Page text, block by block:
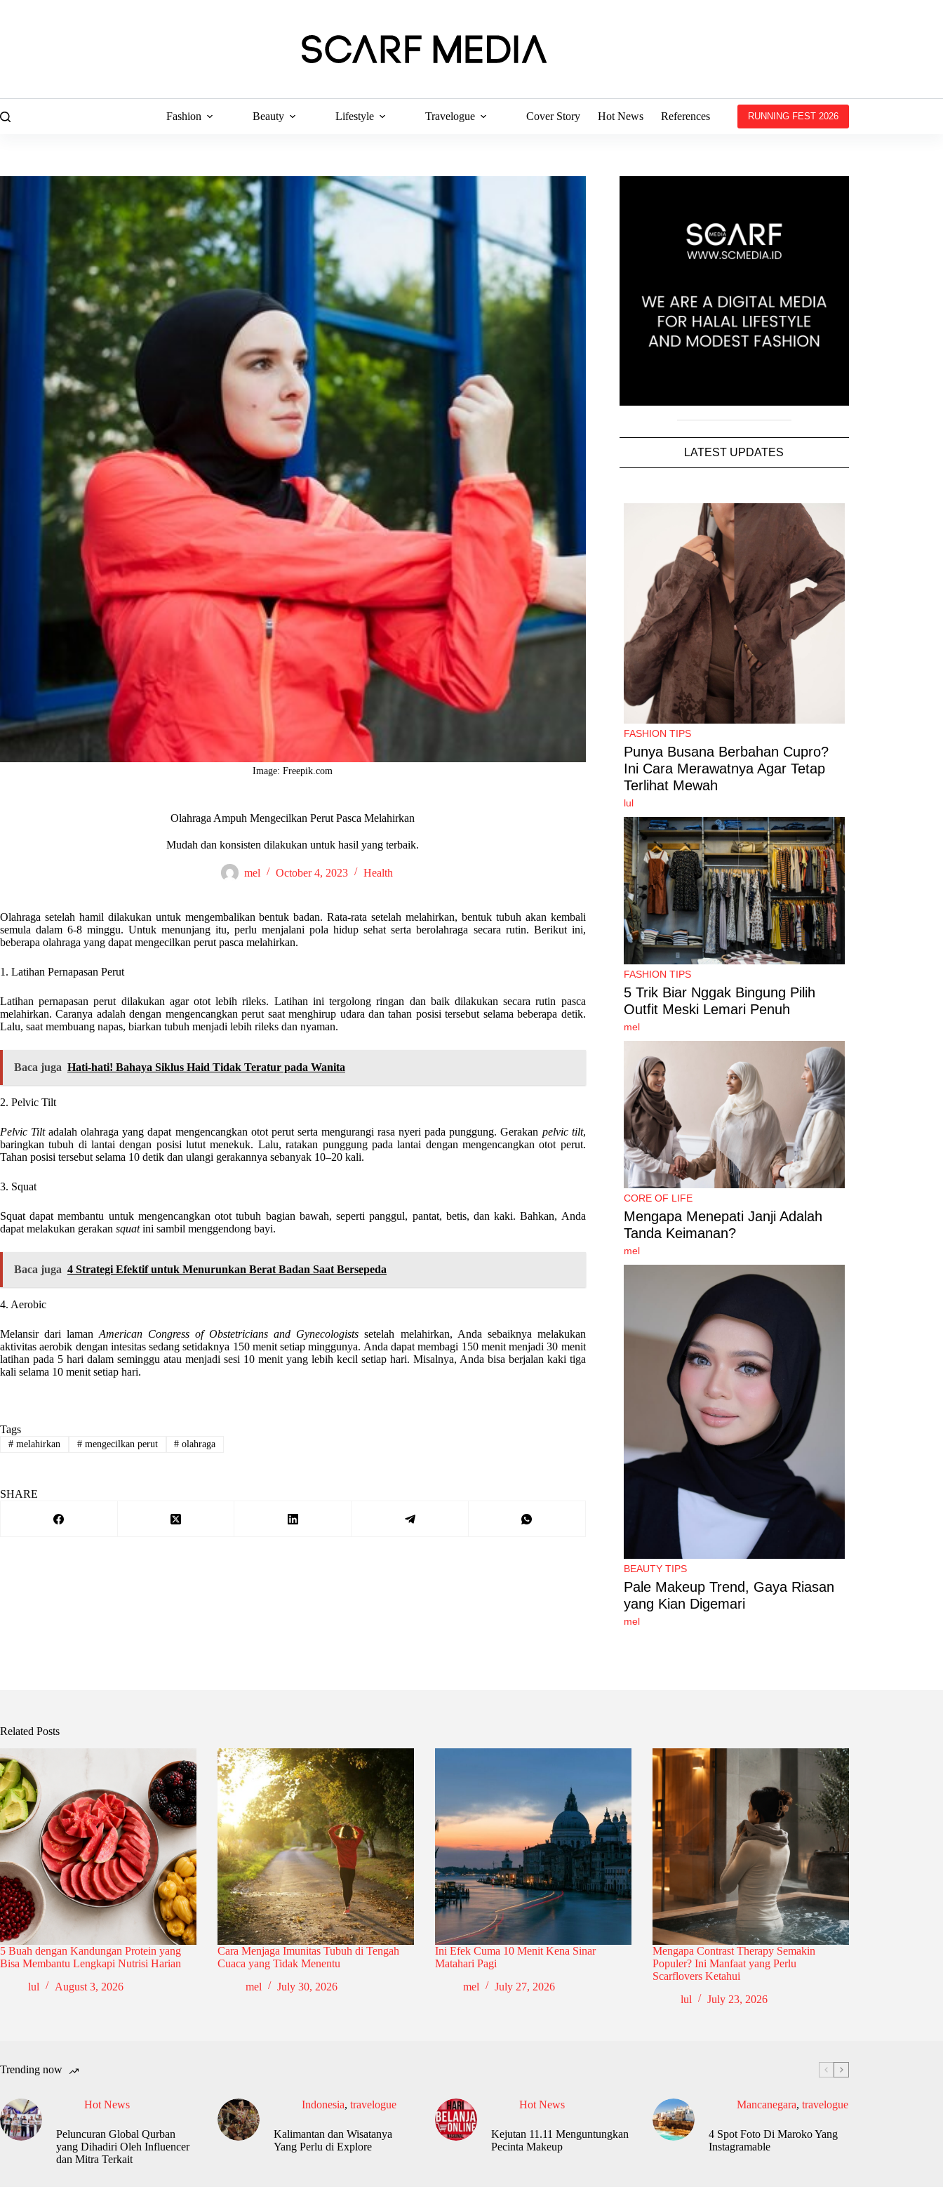
Fashion Beauty Lifestyle Travelogue Cover Story Hot News References RUNNING FEST 2026
Image: Freepik.com
Olahraga Ampuh Mengecilkan Perut Pasca Melahirkan
Mudah dan konsisten dilakukan untuk hasil yang terbaik.
mel October 4, 2023 Health
Olahraga setelah hamil dilakukan untuk mengembalikan bentuk badan. Rata-rata setelah melahirkan, bentuk tubuh akan kembali
semula dalam 6-8 minggu. Untuk menunjang itu, perlu menjalani pola hidup sehat serta berolahraga secara rutin. Berikut ini,
beberapa olahraga yang dapat mengecilkan perut pasca melahirkan.
1. Latihan Pernapasan Perut
Latihan pernapasan perut dilakukan agar otot lebih rileks. Latihan ini tergolong ringan dan baik dilakukan secara rutin pasca
melahirkan. Caranya adalah dengan mengencangkan perut saat menghirup udara dan tahan posisi tersebut selama beberapa detik.
Lalu, saat membuang napas, biarkan tubuh menjadi lebih rileks dan nyaman.
Baca juga Hati-hati! Bahaya Siklus Haid Tidak Teratur pada Wanita
2. Pelvic Tilt
Pelvic Tiltadalah olahraga yang dapat mengencangkan otot perut serta mengurangi rasa nyeri pada punggung. Gerakan pelvic tilt,
baringkan tubuh di lantai dengan posisi lutut menekuk. Lalu, ratakan punggung pada lantai dengan mengencangkan otot perut.
Tahan posisi tersebut selama 10 detik dan ulangi gerakannya sebanyak 10–20 kali.
3. Squat
Squat dapat membantu untuk mengencangkan otot tubuh bagian bawah, seperti panggul, pantat, betis, dan kaki. Bahkan, Anda
dapat melakukan gerakan squatini sambil menggendong bayi.
Baca juga 4 Strategi Efektif untuk Menurunkan Berat Badan Saat Bersepeda
4. Aerobic
Melansir dari lamanAmerican Congress of Obstetricians and Gynecologists setelah melahirkan, Anda sebaiknya melakukan
aktivitas aerobik dengan intesitas sedang setidaknya 150 menit setiap minggunya. Anda dapat membagi 150 menit menjadi 30 menit
latihan pada 5 hari dalam seminggu atau menjadi sesi 10 menit yang lebih kecil setiap hari. Misalnya, Anda bisa berjalan kaki tiga
kali selama 10 menit setiap hari.
Tags
#melahirkan #mengecilkan perut # olahraga
SHARE
LATEST UPDATES
FASHION TIPS
Punya Busana Berbahan Cupro?
Ini Cara Merawatnya Agar Tetap
Terlihat Mewah
lul
FASHION TIPS
5 Trik Biar Nggak Bingung Pilih
Outfit Meski Lemari Penuh
mel
CORE OF LIFE
Mengapa Menepati Janji Adalah
Tanda Keimanan?
mel
BEAUTY TIPS
Pale Makeup Trend, Gaya Riasan
yang Kian Digemari
mel
Related Posts
5 Buah dengan Kandungan Protein yang
Bisa Membantu Lengkapi Nutrisi Harian
lul
August 3, 2026
Cara Menjaga Imunitas Tubuh di Tengah
Cuaca yang Tidak Menentu
mel
July 30, 2026
Ini Efek Cuma 10 Menit Kena Sinar
Matahari Pagi
mel
July 27, 2026
Mengapa Contrast Therapy Semakin
Populer? Ini Manfaat yang Perlu
Scarflovers Ketahui
lul
July 23, 2026
Trending now
Hot News
Peluncuran Global Qurban
yang Dihadiri Oleh Influencer
dan Mitra Terkait
Indonesia, travelogue
Kalimantan dan Wisatanya
Yang Perlu di Explore
Hot News
Kejutan 11.11 Menguntungkan
Pecinta Makeup
Mancanegara, travelogue
4 Spot Foto Di Maroko Yang
Instagramable